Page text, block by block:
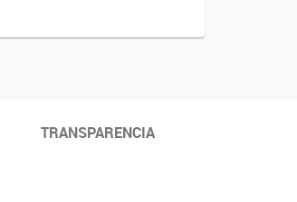
TRANSPARENCIA